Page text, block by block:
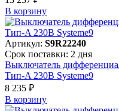
В корзинy
Артикул: S9R22240
Срок поставки: 2 дня
Выключатель
Тип-A 230В Systeme9
8 235 ₽
В корзинy